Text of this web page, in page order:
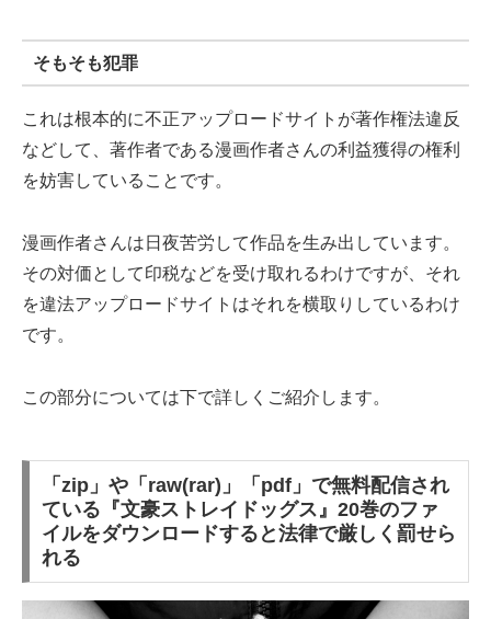
そもそも犯罪
これは根本的に不正アップロードサイトが著作権法違反
などして、著作者である漫画作者さんの利益獲得の権利
を妨害していることです。
漫画作者さんは日夜苦労して作品を生み出しています。
その対価として印税などを受け取れるわけですが、それ
を違法アップロードサイトはそれを横取りしているわけ
です。
この部分については下で詳しくご紹介します。
「zip」や「raw(rar)」「pdf」で無料配信され
ている『文豪ストレイドッグス』20巻のファ
イルをダウンロードすると法律で厳しく罰せら
れる